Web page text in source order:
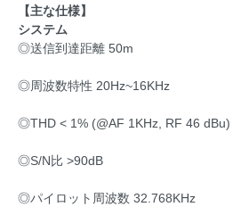
【主な仕様】
システム
◎送信到達距離 50m
◎周波数特性 20Hz~16KHz
◎THD < 1% (@AF 1KHz, RF 46 dBu)
◎S/N比 >90dB
◎パイロット周波数 32.768KHz